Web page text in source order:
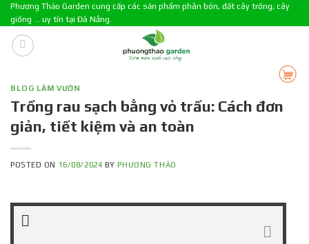
Skip
to
content
Phương Thảo Garden cung cấp các sản phẩm phân bón, đất cây trồng, cây
giống ... uy tín tại Đà Nẵng.
BLOG LÀM VƯỜN
Trồng rau sạch bằng vỏ trấu: Cách đơn
giản, tiết kiệm và an toàn
POSTED ON 16/08/2024 BYPHƯƠNG THẢO